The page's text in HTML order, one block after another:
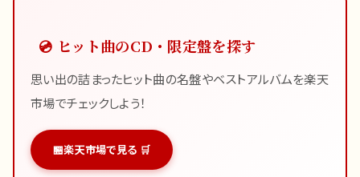
💿 ヒット曲のCD・限定盤を探す
思い出の詰まったヒット曲の名盤やベストアルバムを楽天
市場でチェックしよう！
楽天市場で見る 🛒